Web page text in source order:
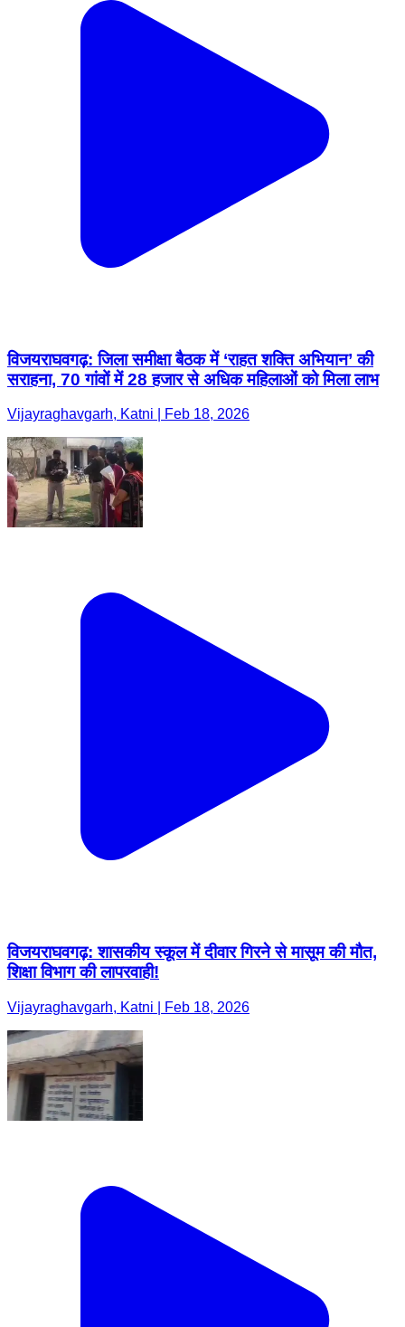
विजयराघवगढ़: जिला समीक्षा बैठक में ‘राहत शक्ति अभियान’ की
सराहना, 70 गांवों में 28 हजार से अधिक महिलाओं को मिला लाभ
Vijayraghavgarh, Katni | Feb 18, 2026
विजयराघवगढ़: शासकीय स्कूल में दीवार गिरने से मासूम की मौत,
शिक्षा विभाग की लापरवाही!
Vijayraghavgarh, Katni | Feb 18, 2026